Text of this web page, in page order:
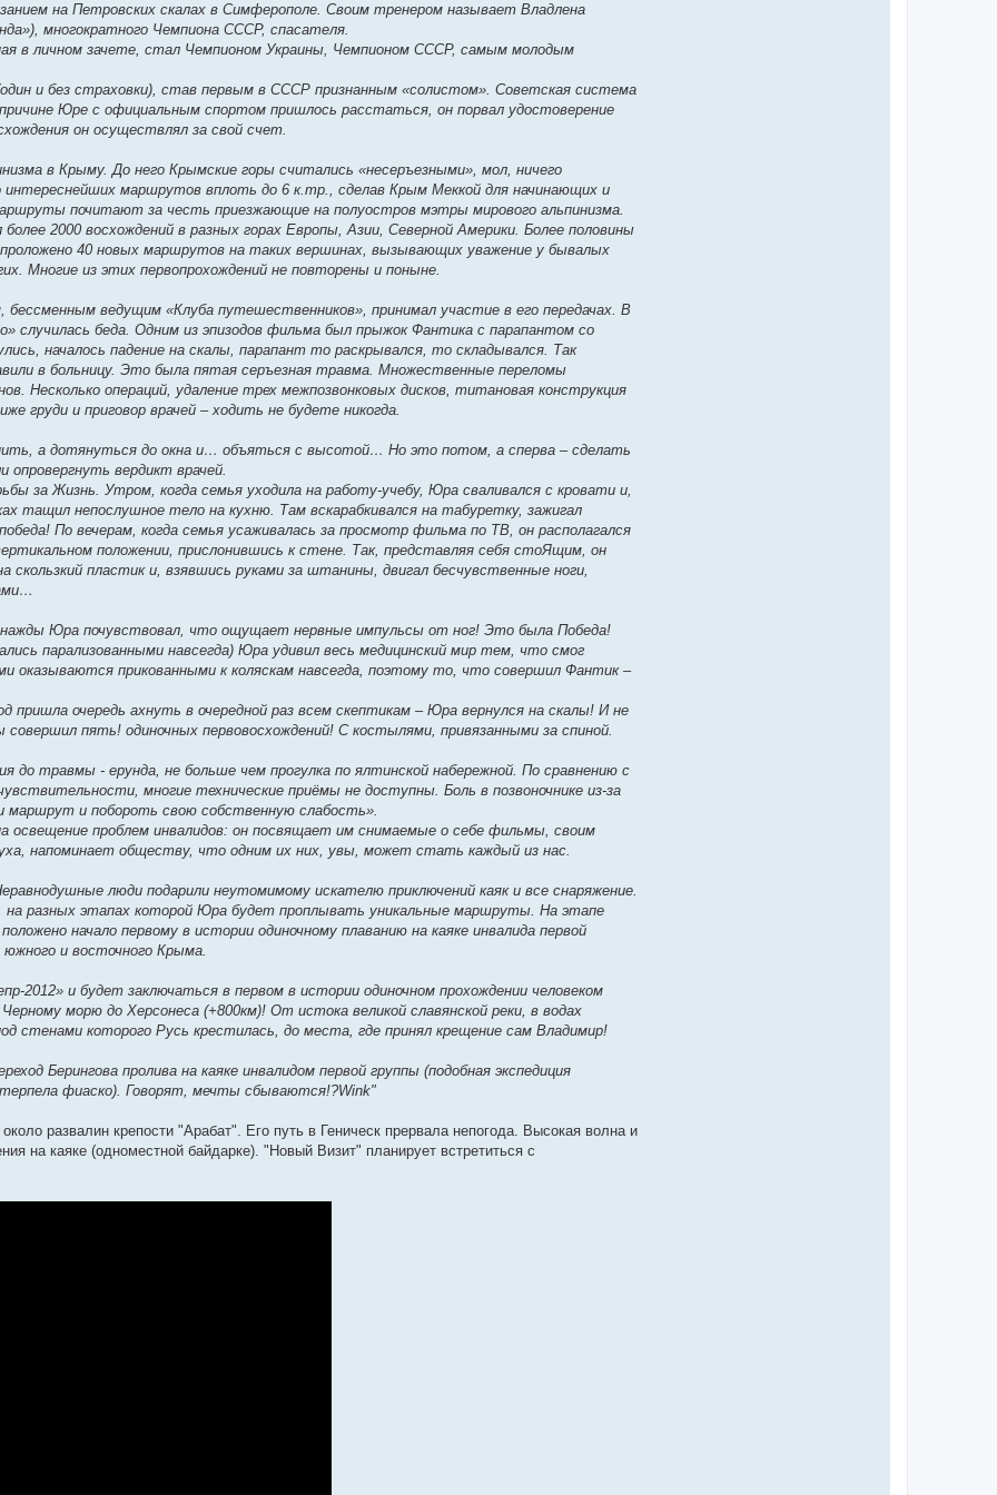
на Петровских скалах в Симферополе. Своим тренером называет Владлена
многократного Чемпиона СССР, спасателя.
в личном зачете, стал Чемпионом Украины, Чемпионом СССР, самым молодым
и без страховки), став первым в СССР признанным «солистом». Советская система
Юре с официальным спортом пришлось расстаться, он порвал удостоверение
он осуществлял за свой счет.
в Крыму. До него Крымские горы считались «несеръезными», мол, ничего
маршрутов вплоть до 6 к.тр., сделав Крым Меккой для начинающих и
почитают за честь приезжающие на полуостров мэтры мирового альпинизма.
2000 восхождений в разных горах Европы, Азии, Северной Америки. Более половины
40 новых маршрутов на таких вершинах, вызывающих уважение у бывалых
Многие из этих первопрохождений не повторены и поныне.
ведущим «Клуба путешественников», принимал участие в его передачах. В
случилась беда. Одним из эпизодов фильма был прыжок Фантика с парапантом со
началось падение на скалы, парапант то раскрывался, то складывался. Так
в больницу. Это была пятая серъезная травма. Множественные переломы
Несколько операций, удаление трех межпозвонковых дисков, титановая конструкция
груди и приговор врачей – ходить не будете никогда.
а дотянуться до окна и… объяться с высотой… Но это потом, а сперва – сделать
вердикт врачей.
за Жизнь. Утром, когда семья уходила на работу-учебу, Юра сваливался с кровати и,
тащил непослушное тело на кухню. Там вскарабкивался на табуретку, зажигал
По вечерам, когда семья усаживалась за просмотр фильма по ТВ, он располагался
положении, прислонившись к стене. Так, представляя себя стоЯщим, он
пластик и, взявшись руками за штанины, двигал бесчувственные ноги,
Юра почувствовал, что ощущает нервные импульсы от ног! Это была Победа!
парализованными навсегда) Юра удивил весь медицинский мир тем, что смог
прикованными к коляскам навсегда, поэтому то, что совершил Фантик –
пришла очередь ахнуть в очередной раз всем скептикам – Юра вернулся на скалы! И не
пять! одиночных первовосхождений! С костылями, привязанными за спиной.
травмы - ерунда, не больше чем прогулка по ялтинской набережной. По сравнению с
многие технические приёмы не доступны. Боль в позвоночнике из-за
маршрут и побороть свою собственную слабость».
проблем инвалидов: он посвящает им снимаемые о себе фильмы, своим
напоминает обществу, что одним их них, увы, может стать каждый из нас.
люди подарили неутомимому искателю приключений каяк и все снаряжение.
разных этапах которой Юра будет проплывать уникальные маршруты. На этапе
начало первому в истории одиночному плаванию на каяке инвалида первой
и восточного Крыма.
2012» и будет заключаться в первом в истории одиночном прохождении человеком
морю до Херсонеса (+800км)! От истока великой славянской реки, в водах
стенами которого Русь крестилась, до места, где принял крещение сам Владимир!
Берингова пролива на каяке инвалидом первой группы (подобная экспедиция
фиаско). Говорят, мечты сбываются!?Wink"
развалин крепости "Арабат". Его путь в Геническ прервала непогода. Высокая волна и
на каяке (одноместной байдарке). "Новый Визит" планирует встретиться с